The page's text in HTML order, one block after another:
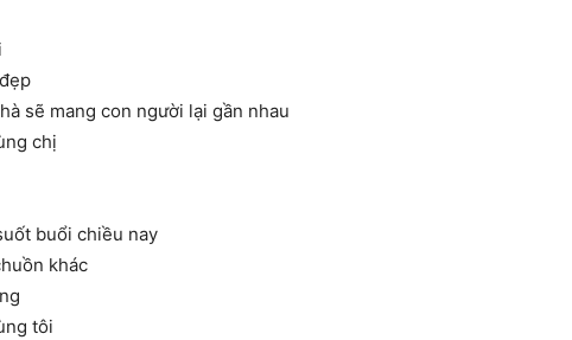
sẽ mang con người lại gần nhau
chị
buổi chiều nay
khác
tôi